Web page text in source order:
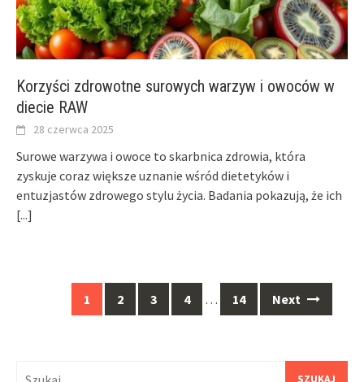
Korzyści zdrowotne surowych warzyw i owoców w
diecie RAW
28 czerwca 2025
Surowe warzywa i owoce to skarbnica zdrowia, która
zyskuje coraz większe uznanie wśród dietetyków i
entuzjastów zdrowego stylu życia. Badania pokazują, że ich
[...]
navigation
1 2 3 4 … 14 Next